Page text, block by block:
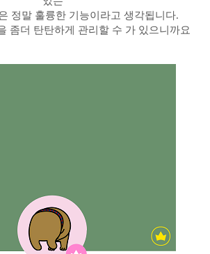
정말 훌륭한 기능이라고 생각됩니다.
좀더 탄탄하게 관리할 수 가 있으니까요